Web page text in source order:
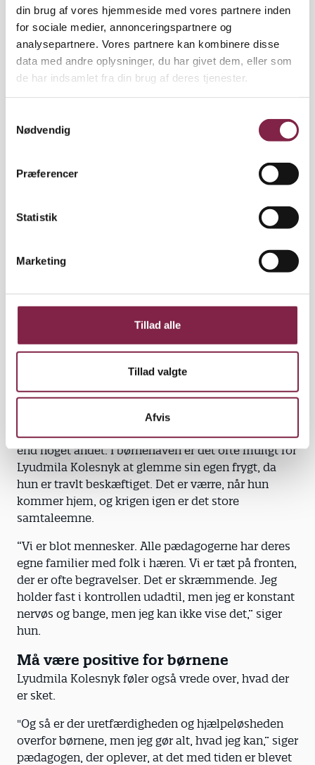
din brug af vores hjemmeside med vores partnere inden
for sociale medier, annonceringspartnere og
analysepartnere. Vores partnere kan kombinere disse
data med andre oplysninger, du har givet dem, eller som
de har indsamlet fra din brug af deres tjenester.
Nødvendig
Præferencer
Statistik
Marketing
Tillad alle
Tillad valgte
Afvis
Foto: Stefan Weichert
til at være positive, når de er sammen med børnene, hvis
børnene skal udvikle et positivt syn på verden, pointerer
Men hvor godt det lykkes for pædagogerne i
børnehaven at skjule frygten, afhænger også af,
hvor mange gange alarmerne hyler i løbet af en dag.
"Nogle gange kan det blive for meget selv for os,”
siger Lyudmila Kolesnyk og tilføjer, at pædagogerne
går væk fra børnene, hvis de har brug for et kort
Fred er det, som Lyudmila Kolesnyk ønsker mere
end noget andet. I børnehaven er det ofte muligt for
Lyudmila Kolesnyk at glemme sin egen frygt, da
hun er travlt beskæftiget. Det er værre, når hun
kommer hjem, og krigen igen er det store
samtaleemne.
“Vi er blot mennesker. Alle pædagogerne har deres
egne familier med folk i hæren. Vi er tæt på fronten,
der er ofte begravelser. Det er skræmmende. Jeg
holder fast i kontrollen udadtil, men jeg er konstant
nervøs og bange, men jeg kan ikke vise det,” siger
hun.
Må være positive for børnene
Lyudmila Kolesnyk føler også vrede over, hvad der
er sket.
"Og så er der uretfærdigheden og hjælpeløsheden
overfor børnene, men jeg gør alt, hvad jeg kan,” siger
pædagogen, der oplever, at det med tiden er blevet